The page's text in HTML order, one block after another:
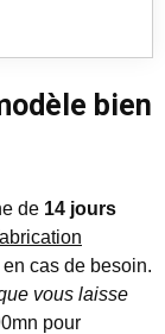
bien
de 14 jours
cas de besoin.
vous laisse
pour